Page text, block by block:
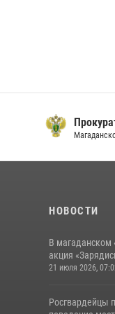
НОВОСТИ
В магаданском
акция
21 июля 2026,
Росгвардейцы